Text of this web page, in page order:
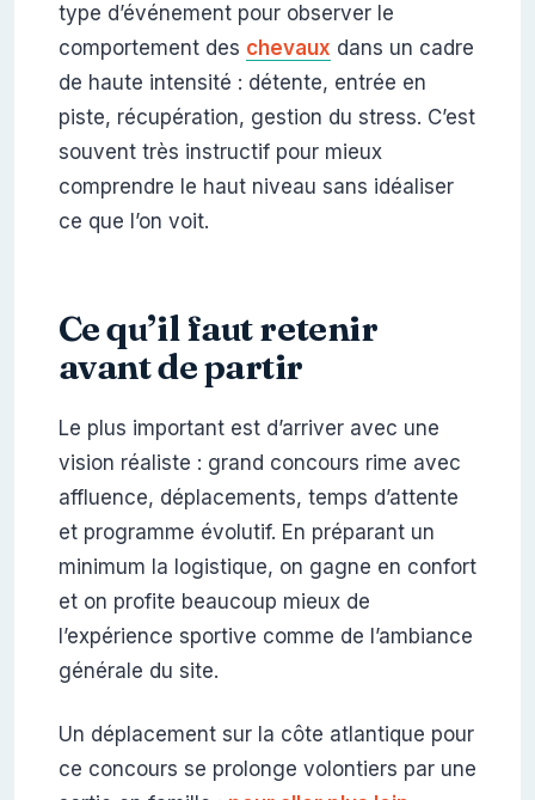
type d’événement pour observer le
comportement des chevaux dans un cadre
de haute intensité : détente, entrée en
piste, récupération, gestion du stress. C’est
souvent très instructif pour mieux
comprendre le haut niveau sans idéaliser
ce que l’on voit.
Ce qu’il faut retenir
avant de partir
Le plus important est d’arriver avec une
vision réaliste : grand concours rime avec
affluence, déplacements, temps d’attente
et programme évolutif. En préparant un
minimum la logistique, on gagne en confort
et on profite beaucoup mieux de
l’expérience sportive comme de l’ambiance
générale du site.
Un déplacement sur la côte atlantique pour
ce concours se prolonge volontiers par une